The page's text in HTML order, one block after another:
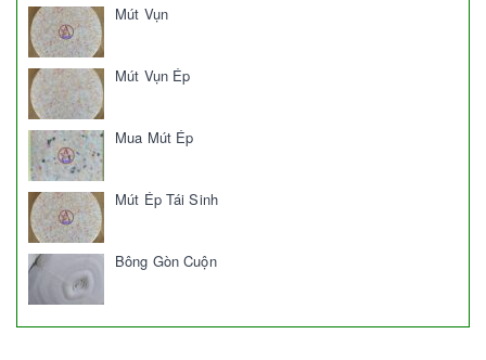
Mút Vụn
Mút Vụn Ép
Mua Mút Ép
Mút Ép Tái Sinh
Bông Gòn Cuộn